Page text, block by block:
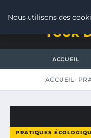
TOUR
ACCUEIL
ACCUEIL
PRATIQUES
Nous utilisons des